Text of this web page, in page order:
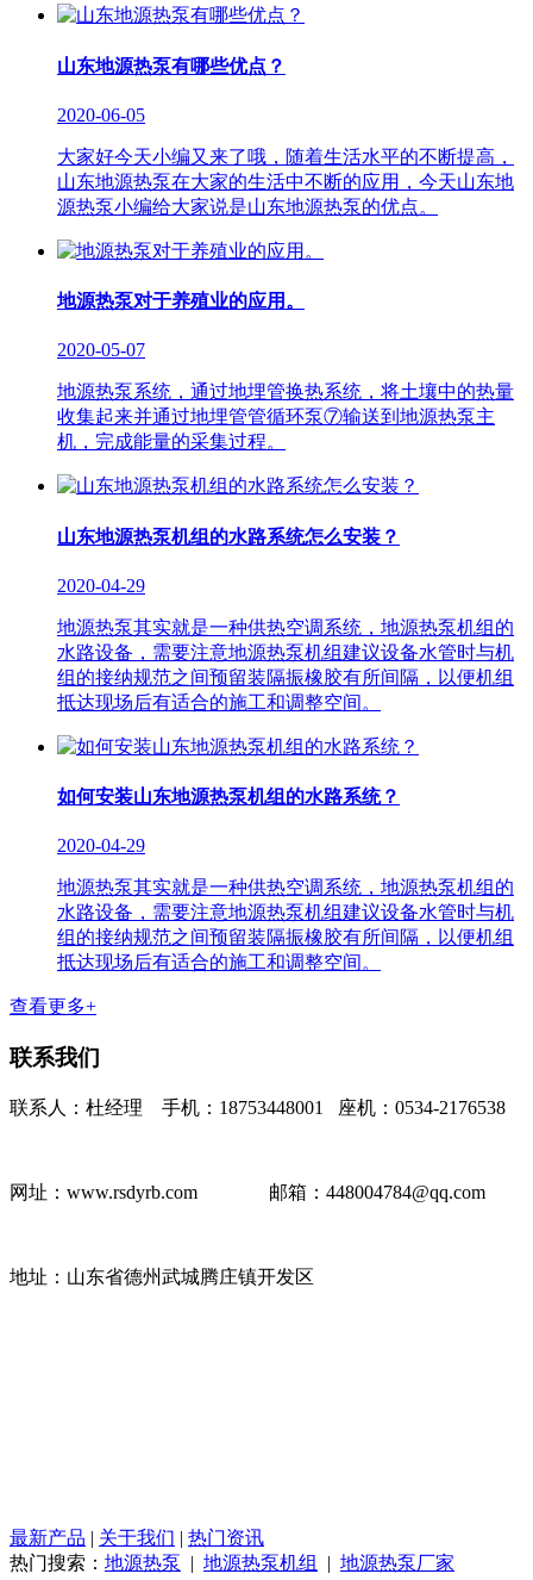
山东地源热泵有哪些优点？
2020-06-05
大家好今天小编又来了哦，随着生活水平的不断提高，
山东地源热泵在大家的生活中不断的应用，今天山东地
源热泵小编给大家说是山东地源热泵的优点。
地源热泵对于养殖业的应用。
2020-05-07
地源热泵系统，通过地埋管换热系统，将土壤中的热量
收集起来并通过地埋管管循环泵⑦输送到地源热泵主
机，完成能量的采集过程。
山东地源热泵机组的水路系统怎么安装？
2020-04-29
地源热泵其实就是一种供热空调系统，地源热泵机组的
水路设备，需要注意地源热泵机组建议设备水管时与机
组的接纳规范之间预留装隔振橡胶有所间隔，以便机组
抵达现场后有适合的施工和调整空间。
如何安装山东地源热泵机组的水路系统？
2020-04-29
地源热泵其实就是一种供热空调系统，地源热泵机组的
水路设备，需要注意地源热泵机组建议设备水管时与机
组的接纳规范之间预留装隔振橡胶有所间隔，以便机组
抵达现场后有适合的施工和调整空间。
查看更多+
联系我们
联系人：杜经理 手机：18753448001 座机：0534-2176538
网址：www.rsdyrb.com 邮箱：448004784@qq.com
地址：山东省德州武城腾庄镇开发区
最新产品 | 关于我们 | 热门资讯
热门搜索： 地源热泵 | 地源热泵机组 | 地源热泵厂家